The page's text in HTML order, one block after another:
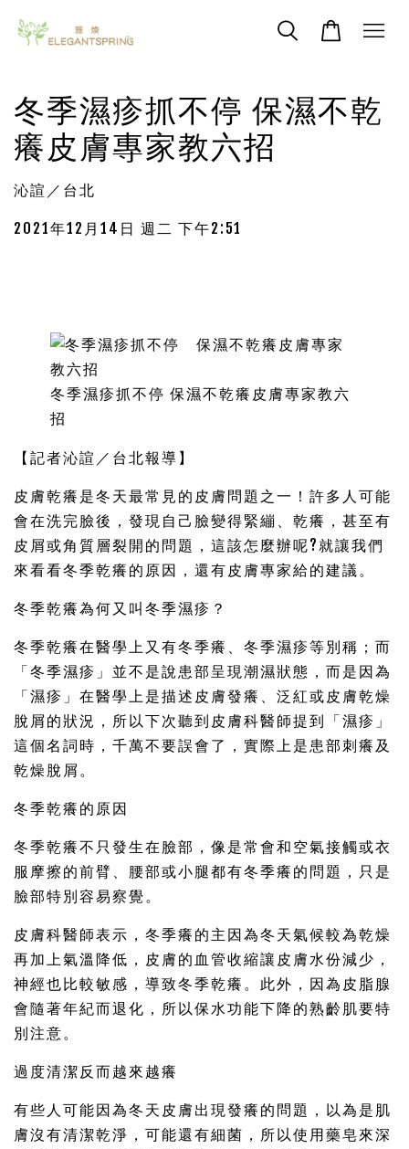
冬季濕疹抓不停 保濕不乾
癢皮膚專家教六招
沁諠／台北
2021年12月14日 週二 下午2:51
冬季濕疹抓不停 保濕不乾癢皮膚專家教六
招
【記者沁諠／台北報導】
皮膚乾癢是冬天最常見的皮膚問題之一！許多人可能
會在洗完臉後，發現自己臉變得緊繃、乾癢，甚至有
皮屑或角質層裂開的問題，這該怎麼辦呢?就讓我們
來看看冬季乾癢的原因，還有皮膚專家給的建議。
冬季乾癢為何又叫冬季濕疹？
冬季乾癢在醫學上又有冬季癢、冬季濕疹等別稱；而
「冬季濕疹」並不是說患部呈現潮濕狀態，而是因為
「濕疹」在醫學上是描述皮膚發癢、泛紅或皮膚乾燥
脫屑的狀況，所以下次聽到皮膚科醫師提到「濕疹」
這個名詞時，千萬不要誤會了，實際上是患部刺癢及
乾燥脫屑。
冬季乾癢的原因
冬季乾癢不只發生在臉部，像是常會和空氣接觸或衣
服摩擦的前臂、腰部或小腿都有冬季癢的問題，只是
臉部特別容易察覺。
皮膚科醫師表示，冬季癢的主因為冬天氣候較為乾燥
再加上氣溫降低，皮膚的血管收縮讓皮膚水份減少，
神經也比較敏感，導致冬季乾癢。此外，因為皮脂腺
會隨著年紀而退化，所以保水功能下降的熟齡肌要特
別注意。
過度清潔反而越來越癢
有些人可能因為冬天皮膚出現發癢的問題，以為是肌
膚沒有清潔乾淨，可能還有細菌，所以使用藥皂來深